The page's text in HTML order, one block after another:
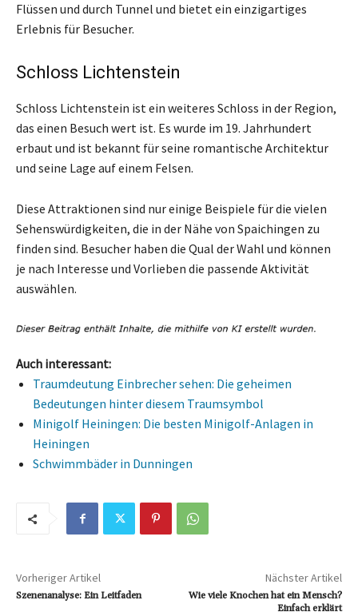
Flüssen und durch Tunnel und bietet ein einzigartiges
Erlebnis für Besucher.
Schloss Lichtenstein
Schloss Lichtenstein ist ein weiteres Schloss in der Region,
das einen Besuch wert ist. Es wurde im 19. Jahrhundert
erbaut und ist bekannt für seine romantische Architektur
und seine Lage auf einem Felsen.
Diese Attraktionen sind nur einige Beispiele für die vielen
Sehenswürdigkeiten, die in der Nähe von Spaichingen zu
finden sind. Besucher haben die Qual der Wahl und können
je nach Interesse und Vorlieben die passende Aktivität
auswählen.
Auch interessant:
Traumdeutung Einbrecher sehen: Die geheimen
Bedeutungen hinter diesem Traumsymbol
Minigolf Heiningen: Die besten Minigolf-Anlagen in
Heiningen
Schwimmbäder in Dunningen
Vorheriger Artikel
Szenenanalyse: Ein Leitfaden
Nächster Artikel
Wie viele Knochen hat ein Mensch?
Einfach erklärt